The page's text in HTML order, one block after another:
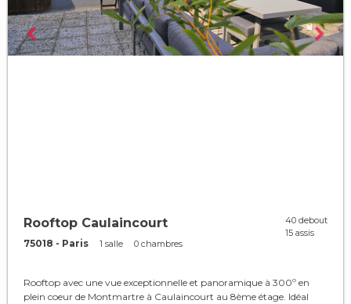
Rooftop Caulaincourt
75018 - Paris 1 salle 0 chambres
40 debout
15 assis
Rooftop avec une vue exceptionnelle et panoramique à 300º en
plein coeur de Montmartre à Caulaincourt au 8ème étage. Idéal